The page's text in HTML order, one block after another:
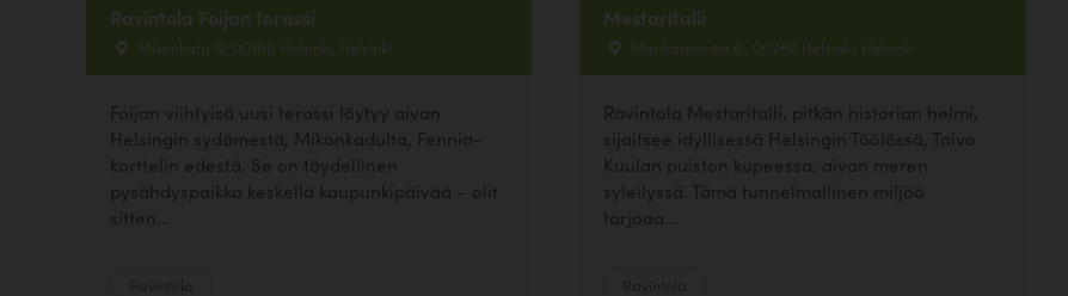
Ravintola Foijan terassi
Mikonkatu 19, 00100 Helsinki, Helsinki
Foijan viihtyisä uusi terassi löytyy aivan
Helsingin sydämestä, Mikonkadulta, Fennia-
korttelin edestä. Se on täydellinen
pysähdyspaikka keskellä kaupunkipäivää – olit
sitten...
Mestaritalli
Merikannontie 6 , 00260 Helsinki, Helsinki
Ravintola Mestaritalli, pitkän historian helmi,
sijaitsee idyllisessä Helsingin Töölössä, Toivo
Kuulan puiston kupeessa, aivan meren
syleilyssä. Tämä tunnelmallinen miljöö
tarjoaa...